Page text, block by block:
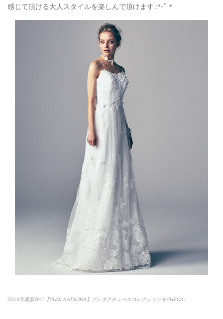
感じて頂ける大人スタイルを楽しんで頂けます.:*･ﾟ＊
2019年最新作♡【YUMI KATSURA】プレタクチュールコレクションをCHECK♩